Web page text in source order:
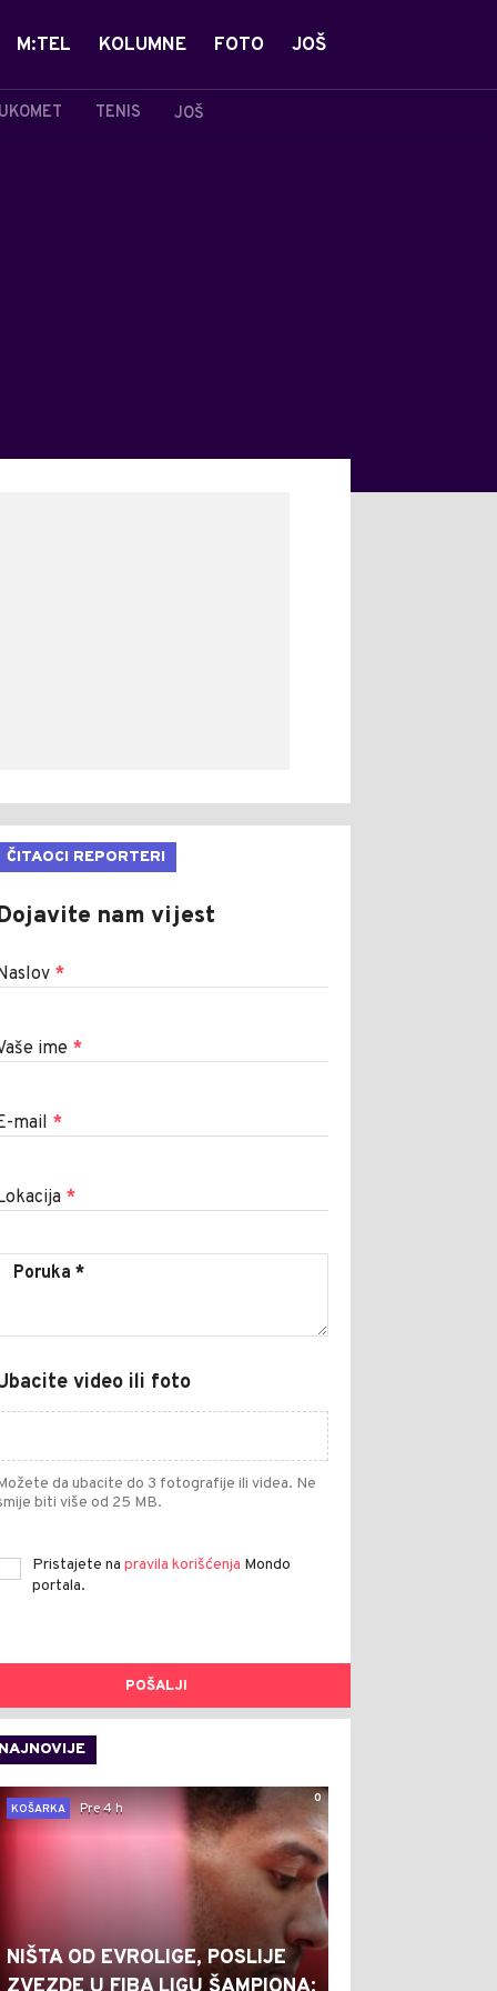
TENIS JOŠ
M:TEL KOLUMNE FOTO JOŠ
ČITAOCI REPORTERI
nam vijest
*
ime *
mail *
*
video ili foto
da ubacite do 3 fotografije ili videa. Ne
biti više od 25 MB.
Pristajete na pravila korišćenja Mondo
portala.
POŠALJI
NAJNOVIJE
0
KOŠARKA
Pre 4 h
NIŠTA OD EVROLIGE, POSLIJE